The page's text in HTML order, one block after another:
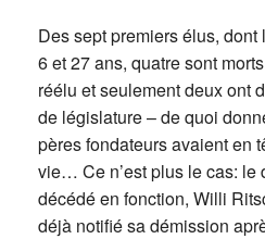
Des sept premiers élus,
6 et 27 ans, quatre sont
réélu et seulement deux ont
de législature – de quoi
pères fondateurs avaient en
vie… Ce n’est plus le cas: le
décédé en fonction, Willi
déjà notifié sa démission